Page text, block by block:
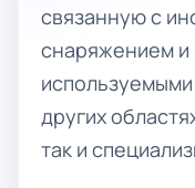
связанную с
снаряжением и
других
так и